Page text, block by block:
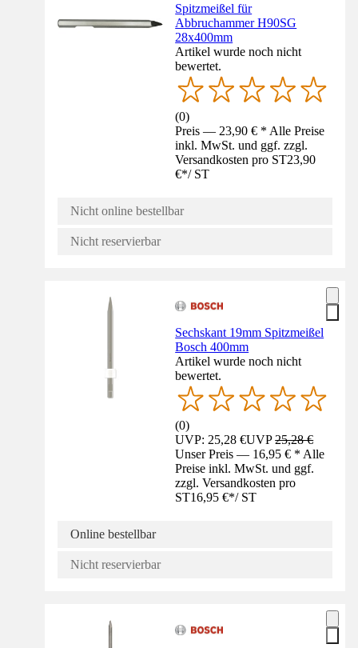
Spitzmeißel für
Abbruchammer H90SG
28x400mm
Artikel wurde noch nicht
bewertet.
(0)
Preis — 23,90 € * Alle Preise
inkl. MwSt. und ggf. zzgl.
Versandkosten pro ST23,90
€*/ ST
Nicht online bestellbar
Nicht reservierbar
Sechskant 19mm Spitzmeißel
Bosch 400mm
Artikel wurde noch nicht
bewertet.
(0)
UVP: 25,28 €UVP25,28 €
Unser Preis — 16,95 € * Alle
Preise inkl. MwSt. und ggf.
zzgl. Versandkosten pro
ST16,95 €*/ ST
Online bestellbar
Nicht reservierbar